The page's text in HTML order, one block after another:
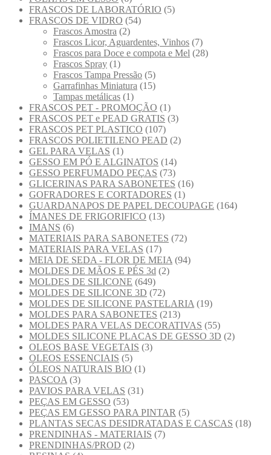
FRASCOS DE LABORATÓRIO (5)
FRASCOS DE VIDRO (54)
Frascos Amostra (2)
Frascos Licor, Aguardentes, Vinhos (7)
Frascos para Doce e compota e Mel (28)
Frascos Spray (1)
Frascos Tampa Pressão (5)
Garrafinhas Miniatura (15)
Tampas metálicas (1)
FRASCOS PET - PROMOÇÃO (1)
FRASCOS PET e PEAD GRATIS (3)
FRASCOS PET PLASTICO (107)
FRASCOS POLIETILENO PEAD (2)
GEL PARA VELAS (1)
GESSO EM PÓ E ALGINATOS (14)
GESSO PERFUMADO PEÇAS (73)
GLICERINAS PARA SABONETES (16)
GOFRADORES E CORTADORES (1)
GUARDANAPOS DE PAPEL DECOUPAGE (164)
ÍMANES DE FRIGORIFICO (13)
IMANS (6)
MATERIAIS PARA SABONETES (72)
MATERIAIS PARA VELAS (17)
MEIA DE SEDA - FLOR DE MEIA (94)
MOLDES DE MÃOS E PÉS 3d (2)
MOLDES DE SILICONE (649)
MOLDES DE SILICONE 3D (72)
MOLDES DE SILICONE PASTELARIA (19)
MOLDES PARA SABONETES (213)
MOLDES PARA VELAS DECORATIVAS (55)
MOLDES SILICONE PLACAS DE GESSO 3D (2)
OLEOS BASE VEGETAIS (3)
OLEOS ESSENCIAIS (5)
ÓLEOS NATURAIS BIO (1)
PASCOA (3)
PAVIOS PARA VELAS (31)
PEÇAS EM GESSO (53)
PEÇAS EM GESSO PARA PINTAR (5)
PLANTAS SECAS DESIDRATADAS E CASCAS (18)
PRENDINHAS - MATERIAIS (7)
PRENDINHAS/PROD (2)